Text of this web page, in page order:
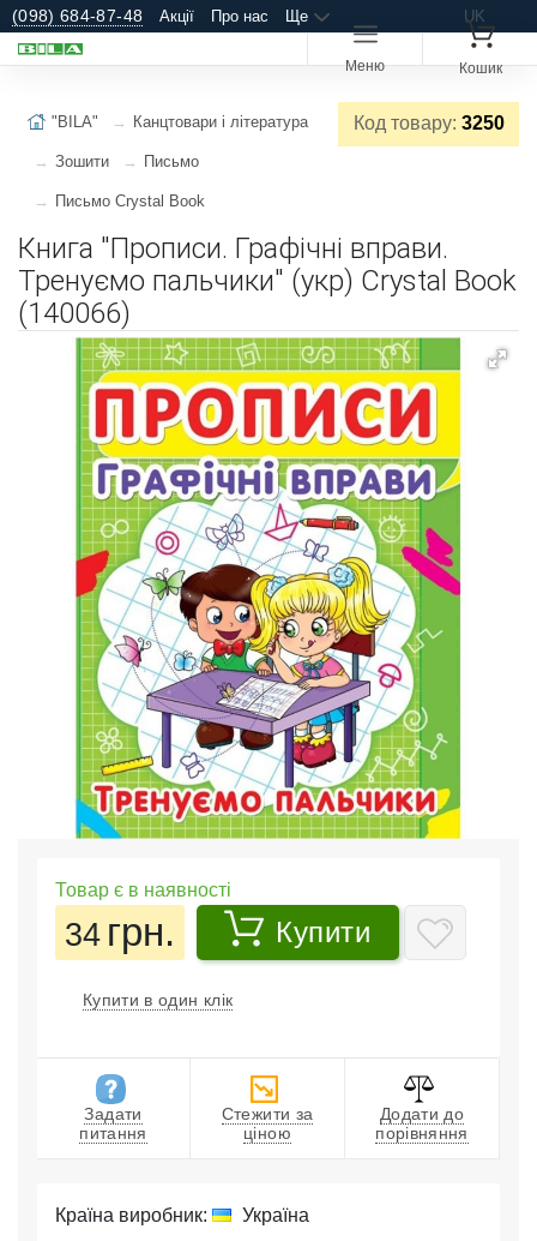
(098) 684-87-48 Акції Про нас Ще UK
Меню Кошик
Код товару: 3250
"BILA" Канцтовари і література
Зошити Письмо
Письмо Crystal Book
Книга "Прописи. Графічні вправи.
Тренуємо пальчики" (укр) Crystal Book
(140066)
Товар є в наявності
34 грн. Купити
Купити в один клік
Задати
питання
Стежити за
ціною
Додати до
порівняння
Країна виробник:
Україна